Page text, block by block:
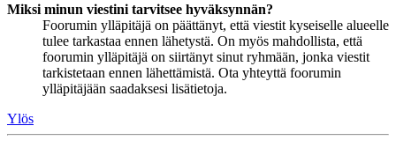
Miksi minun viestini tarvitsee hyväksynnän?
Foorumin ylläpitäjä on päättänyt, että viestit kyseiselle alueelle
tulee tarkastaa ennen lähetystä. On myös mahdollista, että
foorumin ylläpitäjä on siirtänyt sinut ryhmään, jonka viestit
tarkistetaan ennen lähettämistä. Ota yhteyttä foorumin
ylläpitäjään saadaksesi lisätietoja.
Ylös